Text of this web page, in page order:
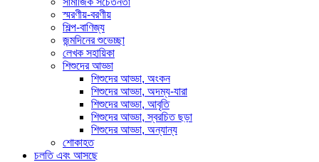
স্মরণীয়-বরণীয়
শিল্প-বাণিজ্য
জন্মদিনের শুভেচ্ছা
লেখক সহায়িকা
শিশুদের আড্ডা
শিশুদের আড্ডা, অংকন
শিশুদের আড্ডা, অদম্য-যারা
শিশুদের আড্ডা, আবৃতি
শিশুদের আড্ডা, স্বরচিত ছড়া
শিশুদের আড্ডা, অন্যান্য
শোকাহত
চলতি এবং আসছে